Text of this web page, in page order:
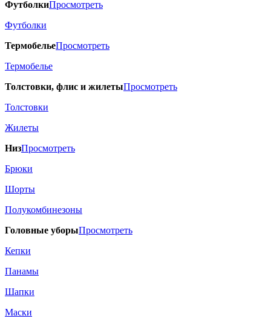
ФутболкиПросмотреть
Футболки
ТермобельеПросмотреть
Термобелье
Толстовки, флис и жилетыПросмотреть
Толстовки
Жилеты
НизПросмотреть
Брюки
Шорты
Полукомбинезоны
Головные уборыПросмотреть
Кепки
Панамы
Шапки
Маски